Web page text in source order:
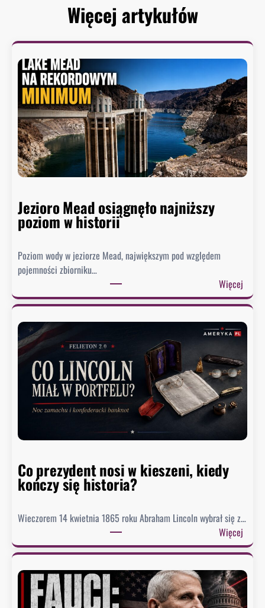
Więcej artykułów
Jezioro Mead osiągnęło najniższy
poziom w historii
Poziom wody w jeziorze Mead, największym pod względem
pojemności zbiorniku…
Więcej:
J
z
i
r
d
n
ę
ł
o
n
a
Co prezydent nosi w kieszeni, kiedy
kończy się historia?
Wieczorem 14 kwietnia 1865 roku Abraham Lincoln wybrał się z…
Więcej:
C
p
e